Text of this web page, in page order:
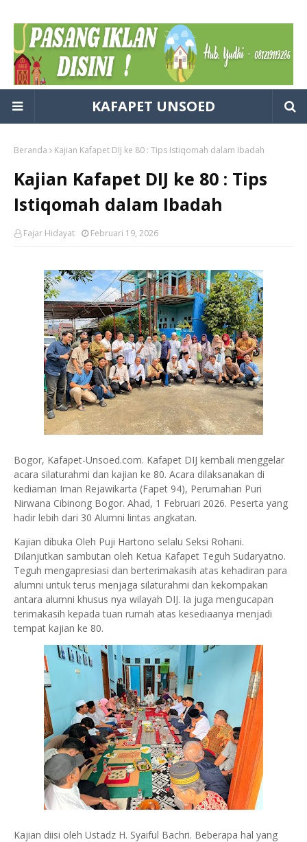
KAFAPET UNSOED
Beranda Kajian Kafapet DIJ ke 80 : Tips Istiqomah dalam Ibadah
Kajian Kafapet DIJ ke 80 : Tips
Istiqomah dalam Ibadah
Fajar Hidayat Februari 19, 2026
Bogor, Kafapet-Unsoed.com. Kafapet DIJ kembali menggelar
acara silaturahmi dan kajian ke 80. Acara dilaksanakan di
kediaman Iman Rejawikarta (Fapet 94), Perumahan Puri
Nirwana Cibinong Bogor. Ahad, 1 Februari 2026. Peserta yang
hadir lebih dari 30 Alumni lintas angkatan.
Kajian dibuka Oleh Puji Hartono selalu Seksi Rohani.
Dilanjutkan sambutan oleh Ketua Kafapet Teguh Sudaryatno.
Teguh mengapresiasi dan berterimakasih atas kehadiran para
alumni untuk terus menjaga silaturahmi dan kekompakan
antara alumni khusus nya wilayah DIJ. Ia juga mengucapan
terimakasih kepada tuan rumah atas kesediaanya menjadi
tempat kajian ke 80.
Kajian diisi oleh Ustadz H. Syaiful Bachri. Beberapa hal yang